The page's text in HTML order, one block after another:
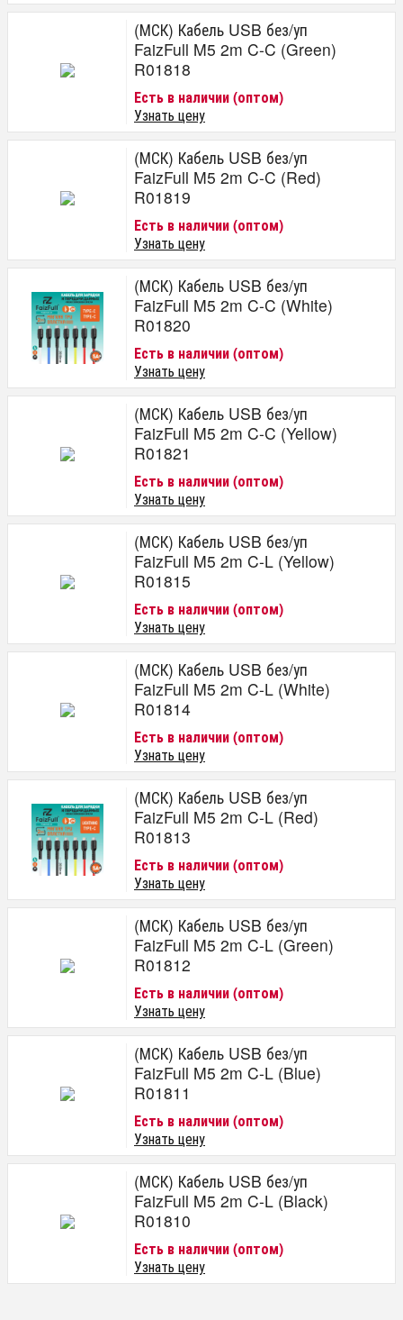
(МСК) Кабель USB без/уп
FaizFull M5 2m C-C (Green)
R01818
Есть в наличии (оптом)
Узнать цену
(МСК) Кабель USB без/уп
FaizFull M5 2m C-C (Red)
R01819
Есть в наличии (оптом)
Узнать цену
(МСК) Кабель USB без/уп
FaizFull M5 2m C-C (White)
R01820
Есть в наличии (оптом)
Узнать цену
(МСК) Кабель USB без/уп
FaizFull M5 2m C-C (Yellow)
R01821
Есть в наличии (оптом)
Узнать цену
(МСК) Кабель USB без/уп
FaizFull M5 2m C-L (Yellow)
R01815
Есть в наличии (оптом)
Узнать цену
(МСК) Кабель USB без/уп
FaizFull M5 2m C-L (White)
R01814
Есть в наличии (оптом)
Узнать цену
(МСК) Кабель USB без/уп
FaizFull M5 2m C-L (Red)
R01813
Есть в наличии (оптом)
Узнать цену
(МСК) Кабель USB без/уп
FaizFull M5 2m C-L (Green)
R01812
Есть в наличии (оптом)
Узнать цену
(МСК) Кабель USB без/уп
FaizFull M5 2m C-L (Blue)
R01811
Есть в наличии (оптом)
Узнать цену
(МСК) Кабель USB без/уп
FaizFull M5 2m C-L (Black)
R01810
Есть в наличии (оптом)
Узнать цену